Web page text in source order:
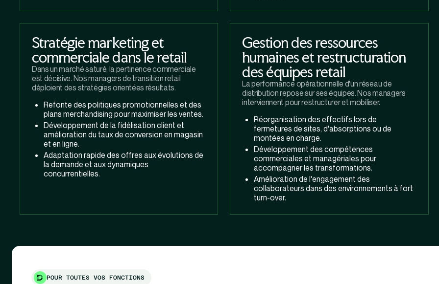
Stratégie marketing et
commerciale dans le retail
Dans un marché saturé, la pertinence commerciale
est décisive. Nos managers de transition retail
déploient des stratégies orientées résultats.
Refonte des politiques promotionnelles et des
plans merchandising pour maximiser les ventes.
Développement de la fidélisation client et
amélioration du taux de conversion en magasin
et en ligne.
Adaptation rapide des offres aux évolutions de
la demande et aux dynamiques
concurrentielles.
Gestion des ressources
humaines et restructuration
des équipes retail
La performance opérationnelle d'un réseau de
distribution repose sur ses équipes. Nos managers
interviennent pour restructurer et mobiliser.
Réorganisation des effectifs lors de
fermetures de sites, d'absorptions ou de
montées en charge.
Développement des compétences
commerciales et managériales pour
accompagner les transformations.
Amélioration de l'engagement des
collaborateurs dans des environnements à fort
turn-over.
POUR TOUTES VOS FONCTIONS